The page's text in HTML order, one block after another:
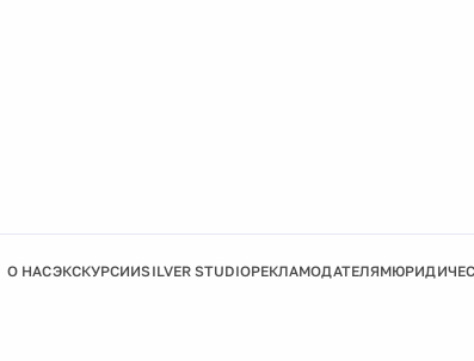
О НАСЭКСКУРСИИSILVER STUDIOРЕКЛАМОДАТЕЛЯМ